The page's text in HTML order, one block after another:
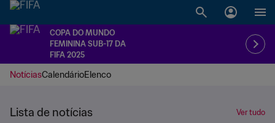
COPA DO MUNDO
FEMININA SUB-17 DA
FIFA 2025
NotíciasCalendárioElenco
Lista de notícias Ver tudo